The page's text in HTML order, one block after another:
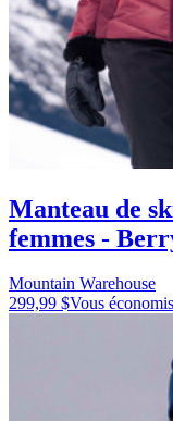
Manteau de
femmes -
Mountain Warehouse
299,99 $Vous